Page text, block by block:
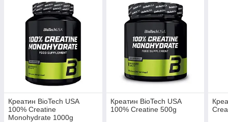
Креатин BioTech USA
100% Creatine
Monohydrate 1000g
Креатин BioTech USA
100% Creatine 500g